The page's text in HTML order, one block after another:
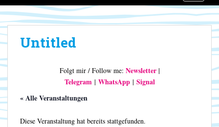
o
m
a
c
t
e
n
Untitled
Folgt mir / Follow me: Newsletter|
Telegram| WhatsApp| Signal
« Alle Veranstaltungen
Diese Veranstaltung hat bereits stattgefunden.